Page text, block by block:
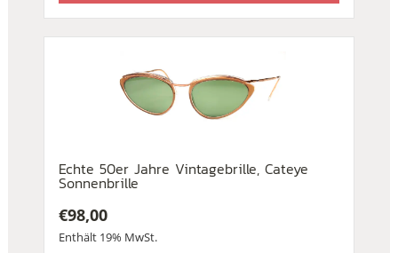
Echte 50er Jahre Vintagebrille, Cateye
Sonnenbrille
€98,00
Enthält 19% MwSt.